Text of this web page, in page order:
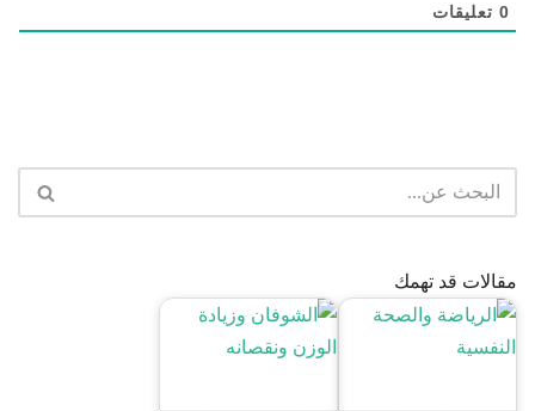
0 تعليقات
مقالات قد تهمك